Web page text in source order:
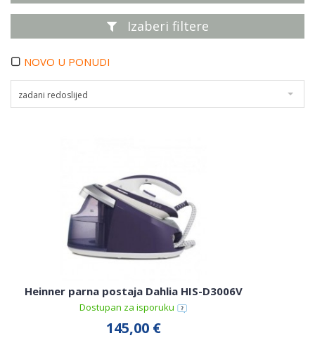
Izaberi filtere
NOVO U PONUDI
zadani redoslijed
Heinner parna postaja Dahlia HIS-D3006V
Dostupan za isporuku
145,00 €